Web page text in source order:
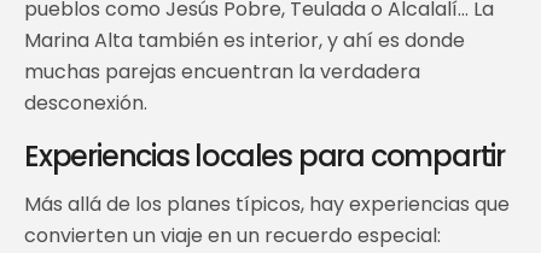
pueblos como Jesús Pobre, Teulada o Alcalalí… La
Marina Alta también es interior, y ahí es donde
muchas parejas encuentran la verdadera
desconexión.
Experiencias locales para compartir
Más allá de los planes típicos, hay experiencias que
convierten un viaje en un recuerdo especial: